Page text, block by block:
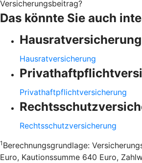
Versicherungsbeitrag?
Das könnte Sie auch
Hausratversicherung
Hausratversicherung
Privathaftpflichtversicherung
Rechtsschutzversicherung
1 Berechnungsgrundlage:
Euro, Kautionssumme 640 Euro,